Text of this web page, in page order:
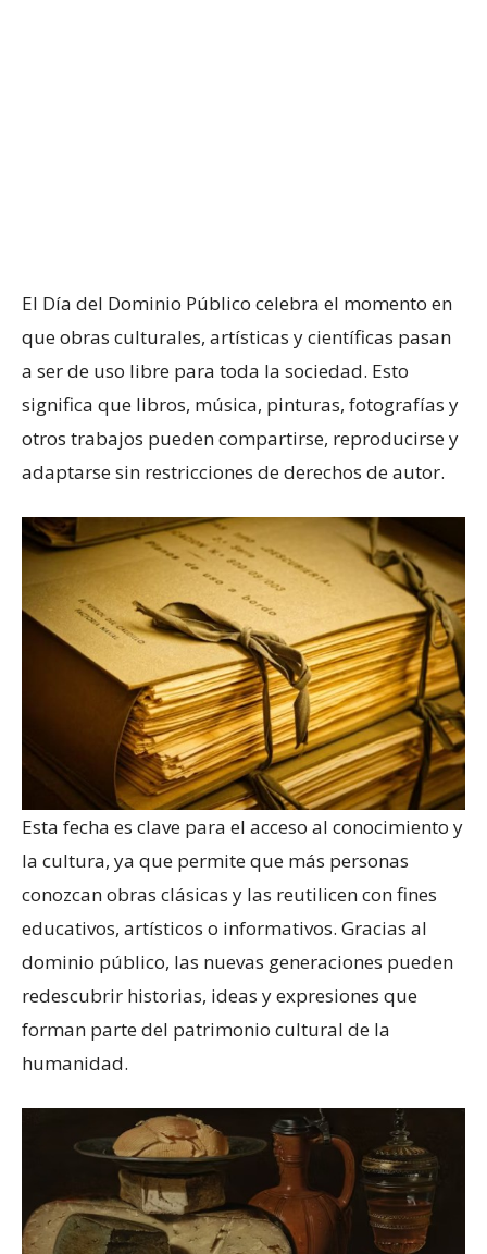
El Día del Dominio Público celebra el momento en
que obras culturales, artísticas y científicas pasan
a ser de uso libre para toda la sociedad. Esto
significa que libros, música, pinturas, fotografías y
otros trabajos pueden compartirse, reproducirse y
adaptarse sin restricciones de derechos de autor.
Esta fecha es clave para el acceso al conocimiento y
la cultura, ya que permite que más personas
conozcan obras clásicas y las reutilicen con fines
educativos, artísticos o informativos. Gracias al
dominio público, las nuevas generaciones pueden
redescubrir historias, ideas y expresiones que
forman parte del patrimonio cultural de la
humanidad.